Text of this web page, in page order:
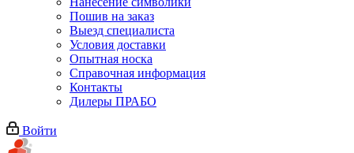
Пошив на заказ
Выезд специалиста
Условия доставки
Опытная носка
Справочная информация
Контакты
Дилеры ПРАБО
Войти